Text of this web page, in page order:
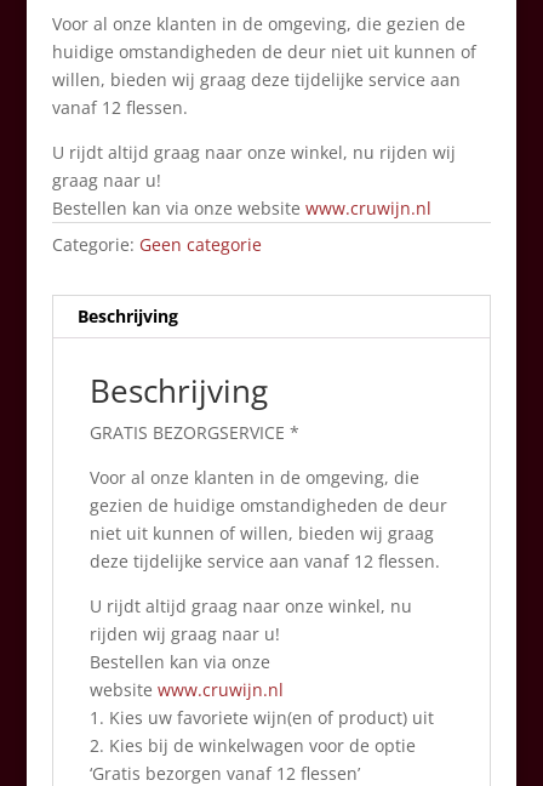
Voor al onze klanten in de omgeving, die gezien de
huidige omstandigheden de deur niet uit kunnen of
willen, bieden wij graag deze tijdelijke service aan
vanaf 12 flessen.
U rijdt altijd graag naar onze winkel, nu rijden wij
graag naar u!
Bestellen kan via onze website www.cruwijn.nl
Categorie: Geen categorie
Beschrijving
Beschrijving
GRATIS BEZORGSERVICE *
Voor al onze klanten in de omgeving, die
gezien de huidige omstandigheden de deur
niet uit kunnen of willen, bieden wij graag
deze tijdelijke service aan vanaf 12 flessen.
U rijdt altijd graag naar onze winkel, nu
rijden wij graag naar u!
Bestellen kan via onze
website www.cruwijn.nl
1. Kies uw favoriete wijn(en of product) uit
2. Kies bij de winkelwagen voor de optie
‘Gratis bezorgen vanaf 12 flessen’